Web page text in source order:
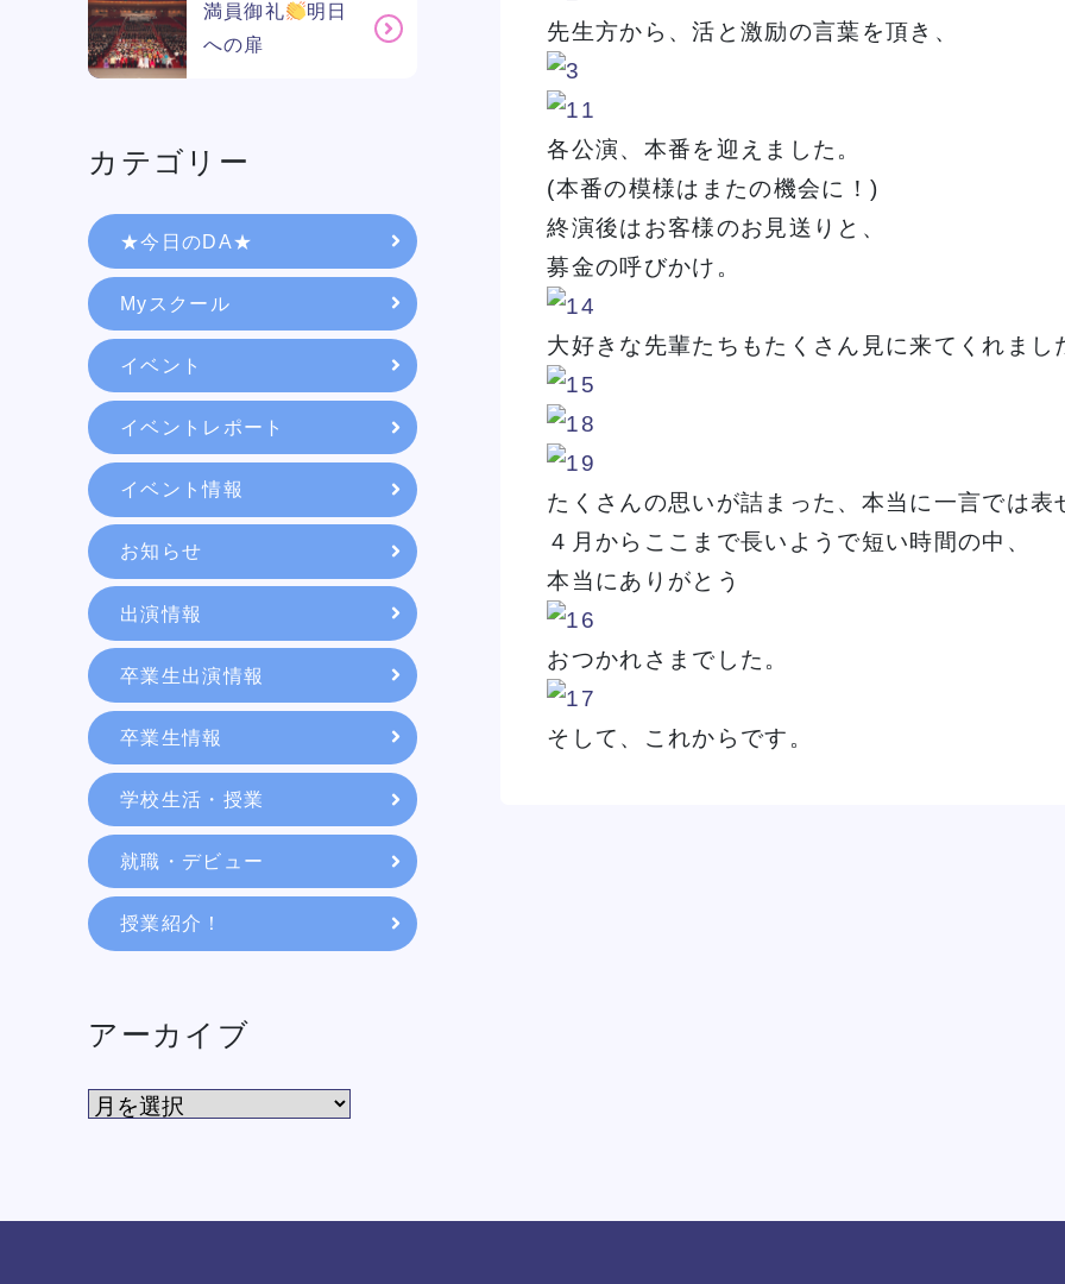
先生方から、活と激励の言葉を頂き、
各公演、本番を迎えました。
(本番の模様はまたの機会に！)
終演後はお客様のお見送りと、
募金の呼びかけ。
大好きな先輩たちもたくさん見に来てくれまし
たくさんの思いが詰まった、本当に一言では表
４月からここまで長いようで短い時間の中、
本当にありがとう
おつかれさまでした。
そして、これからです。
満員御礼
明日
への扉
カテゴリー
★今日のDA★
Myスクール
イベント
イベントレポート
イベント情報
お知らせ
出演情報
卒業生出演情報
卒業生情報
学校生活・授業
就職・デビュー
授業紹介！
アーカイブ
学校紹介
学科・専攻
教育システム
就職・デビュー
入学案内
スクールライフ
訪問者別